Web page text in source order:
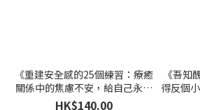
《重建安全感的25個練習：療癒
關係中的焦慮不安，給自己永恆
的幸福》 ｜ 蜜雪兒．史金 著HK$140.00
《吾
得反個